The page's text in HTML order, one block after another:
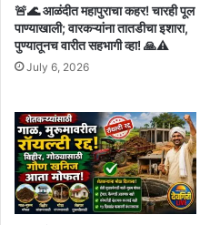
🚨🌊 आळंदीत महापुराचा कहर! चारही पूल
पाण्याखाली; वारकऱ्यांना तातडीचा इशारा,
पुण्यातूनच वारीत सहभागी व्हा! 🙏⚠️
July 6, 2026